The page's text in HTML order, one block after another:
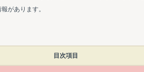
があります。
目次項目